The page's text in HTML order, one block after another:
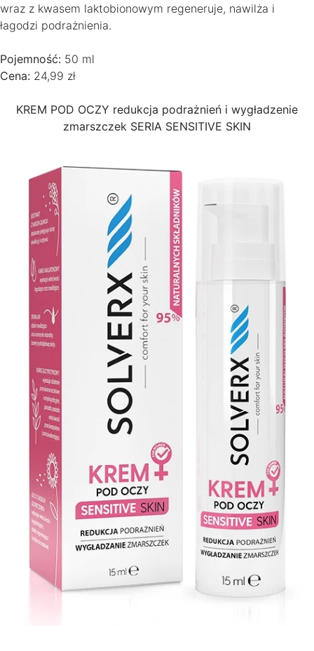
wraz z kwasem laktobionowym regeneruje, nawilża i
łagodzi podrażnienia.
Pojemność: 50 ml
Cena: 24,99 zł
KREM POD OCZY redukcja podrażnień i wygładzenie
zmarszczek SERIA SENSITIVE SKIN